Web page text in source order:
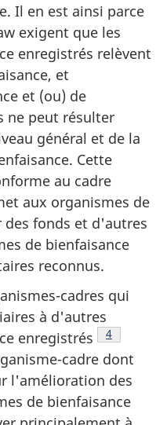
Il en est ainsi parce
exigent que les
enregistrés relèvent
et
et (ou) de
ne peut résulter
général et de la
Cette
au cadre
aux organismes de
des fonds et d'autres
de bienfaisance
reconnus.
cadres qui
à d'autres
enregistrés
Note de
4
cadre dont
l'amélioration des
de bienfaisance